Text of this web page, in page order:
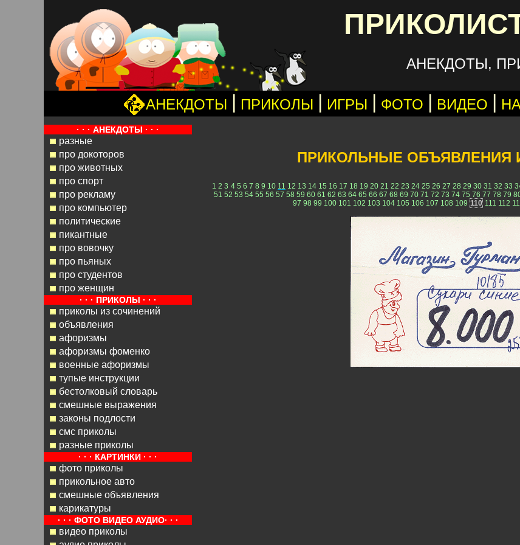
АНЕКДОТЫ,
АНЕКДОТЫ | ПРИКОЛЫ | ИГРЫ | ФОТО | ВИДЕО |
· · · АНЕКДОТЫ · · ·
разные
про докоторов
про животных
про спорт
про рекламу
про компьютер
политические
пикантные
про вовочку
про пьяных
про студентов
про женщин
· · · ПРИКОЛЫ · · ·
приколы из сочинений
объявления
афоризмы
афоризмы фоменко
военные афоризмы
тупые инструкции
бестолковый словарь
смешные выражения
законы подлости
смс приколы
разные приколы
· · · КАРТИНКИ · · ·
фото приколы
прикольное авто
смешные объявления
карикатуры
· · · ФОТО ВИДЕО АУДИО· · ·
видео приколы
ПРИКОЛЬНЫЕ ОБЪЯВЛЕНИЯ
1 2 3 4 5 6 7 8 9 10 11 12 13 14 15 16 17 18 19 20 21 22 23 24 25 26 27 28 29 30 31 32 33
51 52 53 54 55 56 57 58 59 60 61 62 63 64 65 66 67 68 69 70 71 72 73 74 75 76 77 78 79
97 98 99 100 101 102 103 104 105 106 107 108 109 110 111 112